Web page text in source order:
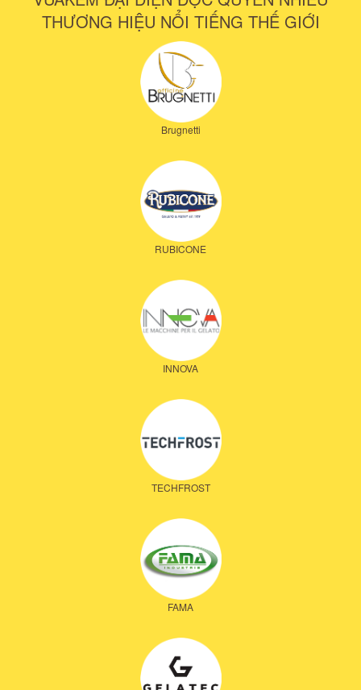
THƯƠNG HIỆU NỔI TIẾNG THẾ GIỚI
Brugnetti
RUBICONE
INNOVA
TECHFROST
FAMA